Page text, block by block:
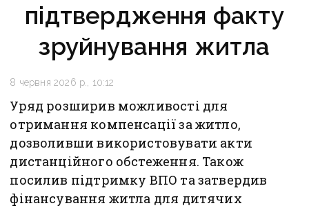
підтвердження факту
зруйнування житла
8 червня 2026 р., 10:12
Уряд розширив можливості для
отримання компенсації за житло,
дозволивши використовувати акти
дистанційного обстеження. Також
посилив підтримку ВПО та затвердив
фінансування житла для дитячих